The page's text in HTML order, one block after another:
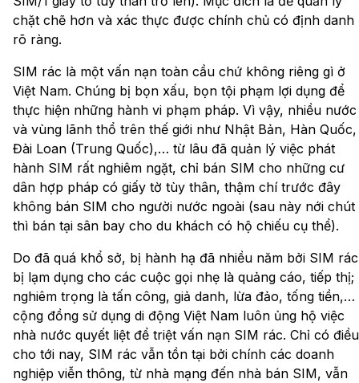
chặt chẽ hơn và xác thực được chính chủ có định danh
rõ ràng.
SIM rác là một vấn nạn toàn cầu chứ không riêng gì ở
Việt Nam. Chúng bị bọn xấu, bọn tội phạm lợi dụng để
thực hiện những hành vi phạm pháp. Vì vậy, nhiều nước
và vùng lãnh thổ trên thế giới như Nhật Bản, Hàn Quốc,
Đài Loan (Trung Quốc),… từ lâu đã quản lý việc phát
hành SIM rất nghiêm ngặt, chỉ bán SIM cho những cư
dân hợp pháp có giấy tờ tùy thân, thậm chí trước đây
không bán SIM cho người nước ngoài (sau này nới chút
thì bán tại sân bay cho du khách có hộ chiếu cụ thể).
Do đã quá khổ sở, bị hành hạ đã nhiều năm bởi SIM rác
bị lạm dụng cho các cuộc gọi nhẹ là quảng cáo, tiếp thị;
nghiêm trọng là tấn công, giả danh, lừa đảo, tống tiền,…
cộng đồng sử dụng di động Việt Nam luôn ủng hộ việc
nhà nước quyết liệt để triệt vấn nạn SIM rác. Chỉ có điều
cho tới nay, SIM rác vẫn tồn tại bởi chính các doanh
nghiệp viễn thông, từ nhà mạng đến nhà bán SIM, vẫn